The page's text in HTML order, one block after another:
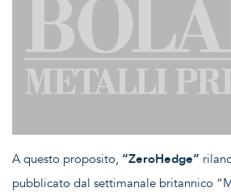
A questo proposito, “ZeroHedge”
pubblicato dal settimanale britannico